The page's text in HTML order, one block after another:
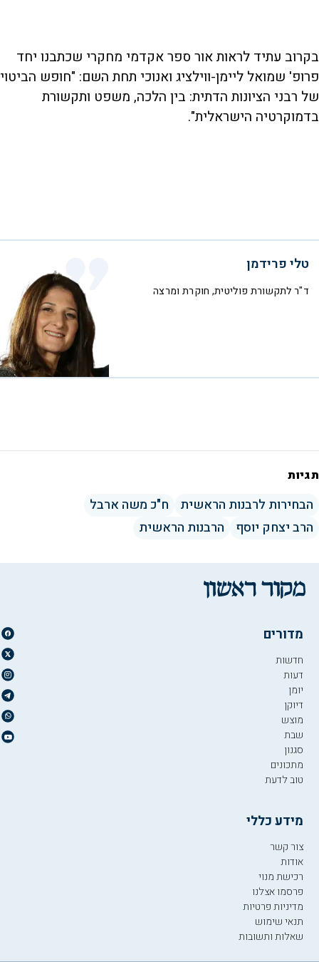
בקרוב עתיד לראות אור ספר אקדמי מחקרי שכתבנו יחד
פרופ' שמואל ליימן-ווילציג ואנוכי תחת השם: "חופש הביטוי
של רבני הציונות הדתית: בין הלכה, משפט ותקשורת
בדמוקרטיה הישראלית".
טלי פרידמן
ד"ר לתקשורת פוליטית, חוקרת ומרצה
תגיות
הבחירות לרבנות הראשית
ח"כ משה ארבל
הרב יצחק יוסף
הרבנות הראשית
מדורים
חדשות
דעות
יומן
דיוקן
מוצש
שבת
סגנון
מתכונים
טוב לדעת
מידע כללי
צור קשר
אודות
רכישת מנוי
פרסמו אצלנו
מדיניות פרטיות
תנאי שימוש
שאלות ותשובות